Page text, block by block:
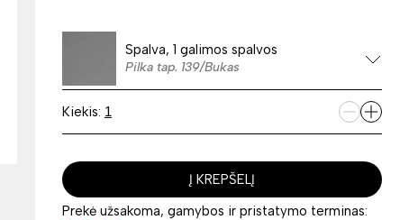
Spalva, 1 galimos spalvos
Pilka tap. 139/Bukas
Kiekis:
Į KREPŠELĮ
Prekė užsakoma, gamybos ir pristatymo terminas: